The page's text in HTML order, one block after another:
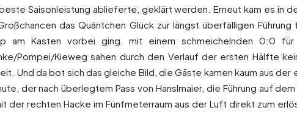
Saisonleistung ablieferte, geklärt werden. Erneut kam es in
das Quäntchen Glück zur längst überfälligen
am Kasten vorbei ging, mit einem schmeichelnden 0:0
Pompei/Kieweg sahen durch den Verlauf der ersten Hälfte
Und da bot sich das gleiche Bild, die Gäste kamen kaum aus
der nach überlegtem Pass von Hanslmaier, die Führung auf
der rechten Hacke im Fünfmeterraum aus der Luft direkt zum